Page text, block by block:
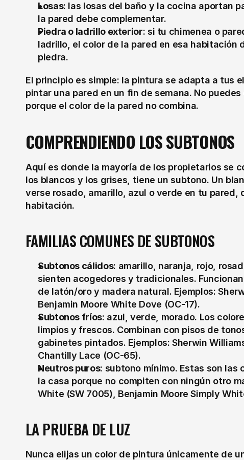
Losas: las losas del baño y la cocina aportan
la pared debe complementar.
Piedra o ladrillo exterior: si tu chimenea o
ladrillo, el color de la pared en esa habitación
piedra.
El principio es simple: la pintura se adapta a tus
pintar una pared en un fin de semana. No
porque el color de la pared no combina.
COMPRENDIENDO LOS SUBTONOS
Aquí es donde la mayoría de los propietarios se
los blancos y los grises, tiene un subtono. Un
verse rosado, amarillo, azul o verde en tu
habitación.
FAMILIAS COMUNES DE SUBTONOS
Subtonos cálidos: amarillo, naranja, rojo,
sienten acogedores y tradicionales.
de latón/oro y madera natural. Ejemplos:
Benjamin Moore White Dove (OC-17).
Subtonos fríos: azul, verde, morado. Los
limpios y frescos. Combinan con pisos de
gabinetes pintados. Ejemplos: Sherwin
Chantilly Lace (OC-65).
Neutros puros: subtono mínimo. Estas son las
la casa porque no compiten con ningún otro
White (SW 7005), Benjamin Moore Simply
LA PRUEBA DE LUZ
Nunca elijas un color de pintura únicamente de